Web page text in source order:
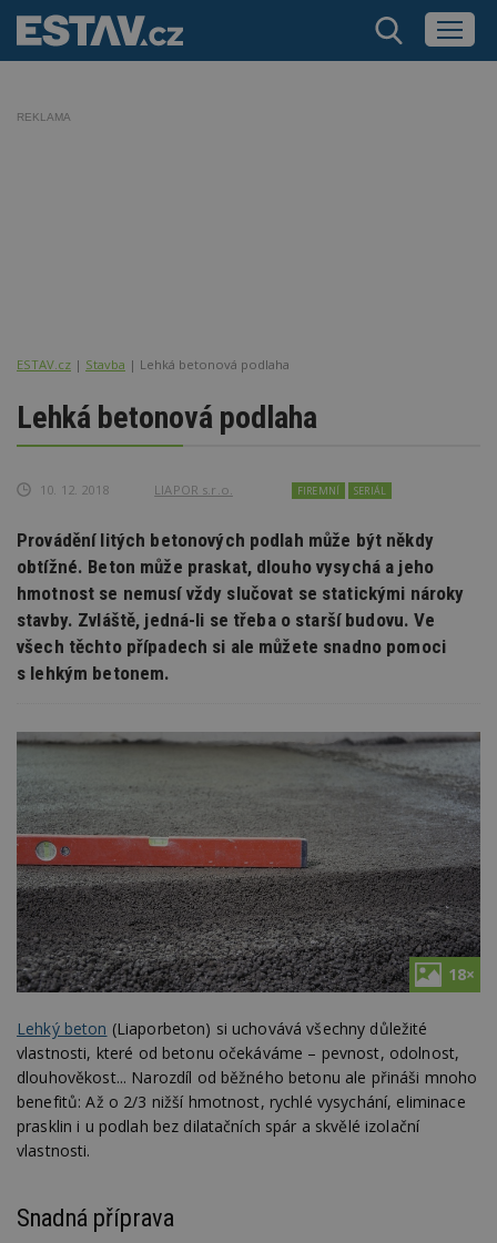
REKLAMA
ESTAV.cz Stavba Lehká betonová podlaha
Lehká betonová podlaha
10. 12. 2018 LIAPOR s.r.o. FIREMNÍ SERIÁL
Provádění litých betonových podlah může být někdy
obtížné. Beton může praskat, dlouho vysychá a jeho
hmotnost se nemusí vždy slučovat se statickými nároky
stavby. Zvláště, jedná-li se třeba o starší budovu. Ve
všech těchto případech si ale můžete snadno pomoci
s lehkým betonem.
18×
Lehký beton (Liaporbeton) si uchovává všechny důležité
vlastnosti, které od betonu očekáváme – pevnost, odolnost,
dlouhověkost... Narozdíl od běžného betonu ale přináši mnoho
benefitů: Až o 2/3 nižší hmotnost, rychlé vysychání, eliminace
prasklin i u podlah bez dilatačních spár a skvělé izolační
vlastnosti.
Snadná příprava